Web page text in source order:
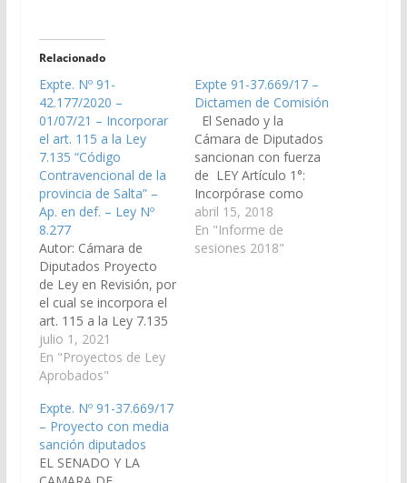
Relacionado
Expte. Nº 91-
42.177/2020 –
01/07/21 – Incorporar
el art. 115 a la Ley
7.135 “Código
Contravencional de la
provincia de Salta” –
Ap. en def. – Ley Nº
8.277
Autor: Cámara de
Diputados Proyecto
de Ley en Revisión, por
el cual se incorpora el
art. 115 a la Ley 7.135
“Código
Contravencional de la
provincia de
42.177/2020, a la
Comisión de
Legislación General,
del Trabajo y Régimen
julio 1, 2021
En "Proyectos de Ley
Aprobados"
Expte 91-37.669/17 –
Dictamen de Comisión
El Senado y la
Cámara de Diputados
sancionan con fuerza
de LEY Artículo 1°:
Incorpórase como
artículo 115 del Código
de Contravenciones de
la Provincia de Salta -
abril 15, 2018
En "Informe de
sesiones 2018"
Expte. Nº 91-37.669/17
– Proyecto con media
sanción diputados
EL SENADO Y LA